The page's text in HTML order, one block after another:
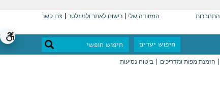
התחברות המזוודה שלי רישום לאתר ולניוזלטר צרו קשר
חיפוש יעדים
הזמנת מפות ומדריכים ביטוח נסיעות